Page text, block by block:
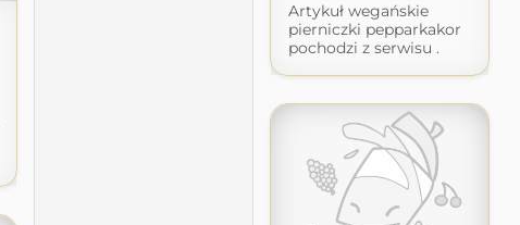
Artykuł wegańskie
pierniczki pepparkakor
pochodzi z serwisu .